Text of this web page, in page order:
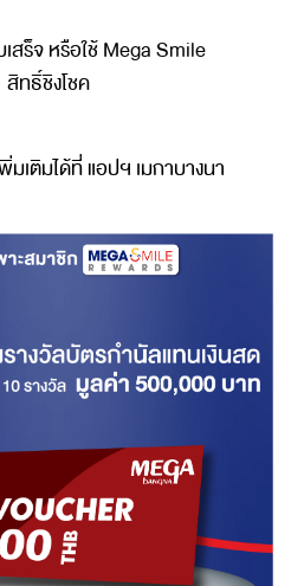
สร็จ หรือใช้ Mega Smile
ทธิ์ชิงโชค
เติมได้ที่ แอปฯ เมกาบางนา